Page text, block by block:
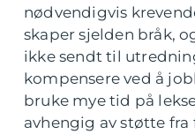
nødvendigvis
skaper sjelden bråk,
ikke sendt til
kompensere ved å
bruke mye tid på
avhengig av støtte